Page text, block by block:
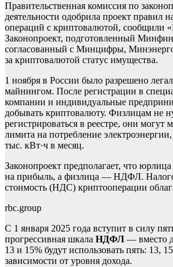
Правительственная комиссия по
деятельности одобрила проект правил
операций с криптовалютой, сообщили
Законопроект, подготовленный
согласованный с Минцифры,
за криптовалютой статус имущества.
1 ноября в России было разрешено
майнингом. После регистрации в
компании и индивидуальные
добывать криптовалюту. Физлицам не
регистрироваться в реестре, они могут
лимита на потребление
тыс. кВт·ч в месяц.
Законопроект предполагает, что
на прибыль, а физлица — НДФЛ.
стоимость (НДС) криптооперации
rbc.group
С 1 января 2025 года вступит в силу
прогрессивная шкала НДФЛ — вместо
13 и 15% будут использовать пять: 13,
зависимости от уровня дохода.